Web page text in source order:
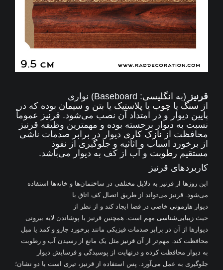
قرنیز (به انگلیسی:
Baseboard) نواری
از سنگ یا چوب یا پلاستیک یا بتن و سیمان بوده که در
پایین دیوار و در امتداد آن نصب می‌شود. قرنیز عموماً
نسبت به دیوار برجسته بوده و مهمترین وظیفه قرنیز
محافظت از نازک کاری دیوار در برابر صدمات ناشی
از برخورد اسباب و اثاثیه و جلوگیری از نفوذ
مستقیم رطوبت و آب از کف به دیوار می‌باشد.
کاربردهای قرنیز
این روزها از قرنیز به دلایل مختلفی در ساختمان‌ها و خانه‌ها استفاده
می‌شود. قرنیز می‌تواند از طریق اتصال کف اتاق با
دیوار هارمونی خاصی در فضا ایجاد کند و از نظر از
حیث زیبایی‌شناسی مهم است. همچنین قرنیز با پوشاندن لایه بیرونی
دیوارها از آن در برابر صدمات فیزیکی مانند برخورد جارو و کمد یا مبل
محافظت کند. مهم‌تر از آن قرنیز مثل یک مانع از رسیدن آب و رطوبت
به دیوار محافظت کرده و درنهایت از پوسیدگی و فرسایش دیوار
جلوگیری به عمل می‌آورد. پس استفاده از قرنیز، تیری است با دو نشان؛